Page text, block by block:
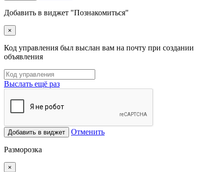
Добавить в виджет "Познакомиться"
×
Код управления был выслан вам на почту при создании
объявления
Выслать ещё раз
Добавить в виджет Отменить
Разморозка
×